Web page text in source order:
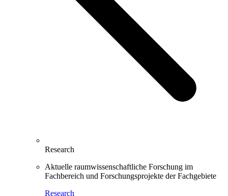
Research
Aktuelle raumwissenschaftliche Forschung im
Fachbereich und Forschungsprojekte der Fachgebiete
Research